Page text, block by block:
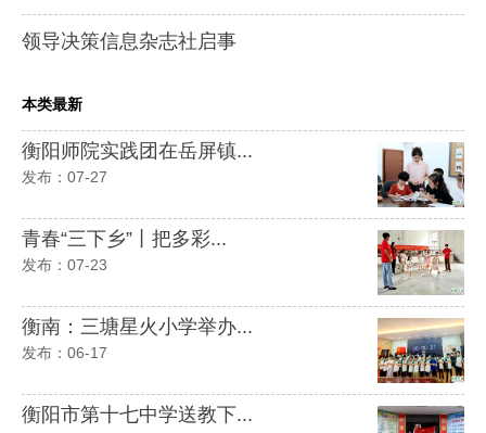
领导决策信息杂志社启事
本类最新
衡阳师院实践团在岳屏镇...
发布：07-27
青春“三下乡”丨把多彩...
发布：07-23
衡南：三塘星火小学举办...
发布：06-17
衡阳市第十七中学送教下...